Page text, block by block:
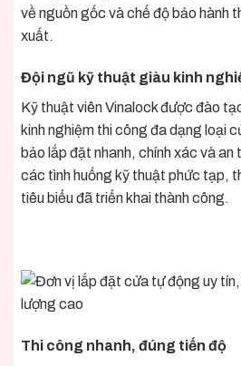
về nguồn gốc và chế độ bảo hành
xuất.
Đội ngũ kỹ thuật giàu kinh
Kỹ thuật viên Vinalock được đào
kinh nghiệm thi công đa dạng loại
bảo lắp đặt nhanh, chính xác và
các tình huống kỹ thuật phức tạp,
tiêu biểu đã triển khai thành công.
Thi công nhanh, đúng tiến độ